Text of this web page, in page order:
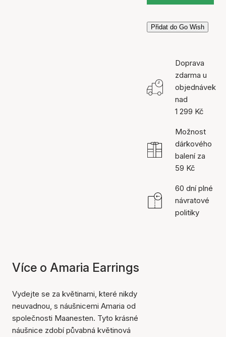
Přidat do Go Wish
Doprava
zdarma u
objednávek
nad
1 299 Kč
Možnost
dárkového
balení za
59 Kč
60 dní plné
návratové
politiky
Více o Amaria Earrings
Vydejte se za květinami, které nikdy
neuvadnou, s náušnicemi Amaria od
společnosti Maanesten. Tyto krásné
náušnice zdobí půvabná květinová